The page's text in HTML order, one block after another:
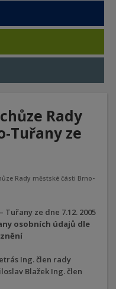
Rady
Tuřany ze
Rady městské části Brno-
Tuřany ze dne 7.12. 2005
osobních údajů dle
znění
Ing. člen rady
Blažek Ing. člen